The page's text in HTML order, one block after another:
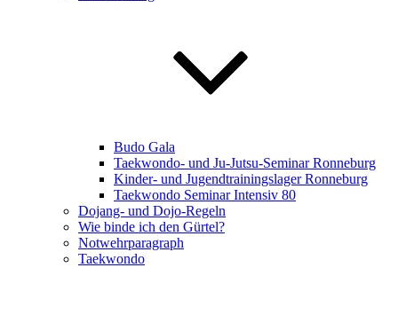
Budo Gala
Taekwondo- und Ju-Jutsu-Seminar Ronneburg
Kinder- und Jugendtrainingslager Ronneburg
Taekwondo Seminar Intensiv 80
Dojang- und Dojo-Regeln
Wie binde ich den Gürtel?
Notwehrparagraph
Taekwondo